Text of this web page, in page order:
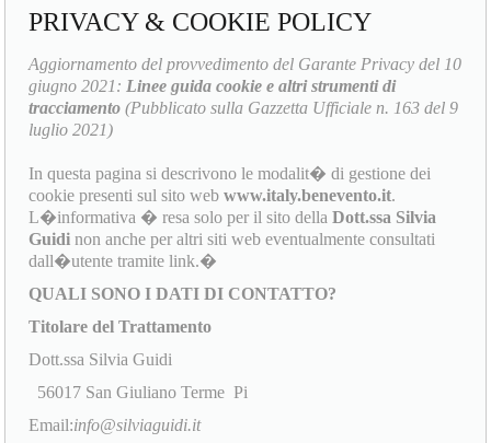
PRIVACY & COOKIE POLICY
Aggiornamento del provvedimento del Garante Privacy del 10
giugno 2021: Linee guida cookie e altri strumenti di
tracciamento (Pubblicato sulla Gazzetta Ufficiale n. 163 del 9
luglio 2021)
In questa pagina si descrivono le modalit� di gestione dei
cookie presenti sul sito webwww.italy.benevento.it.
L�informativa � resa solo per il sito dellaDott.ssa Silvia
Guidi non anche per altri siti web eventualmente consultati
dall�utente tramite link.�
QUALI SONO I DATI DI CONTATTO?
Titolare del Trattamento
Dott.ssa Silvia Guidi
56017 San Giuliano Terme Pi
Email:info@silviaguidi.it